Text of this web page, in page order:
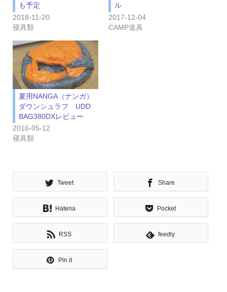
も予定
2018-11-20
寝具類
ル
2017-12-04
CAMP道具
夏用NANGA（ナンガ）
ダウンシュラフ UDD
BAG380DXレビュー
2016-05-12
寝具類
Tweet Share
Hatena Pocket
RSS feedly
Pin it